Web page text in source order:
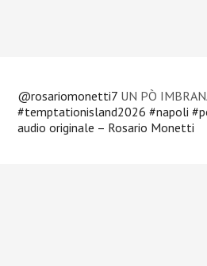
@rosariomonetti7 UN PÒ
#temptationisland2026 #napoli
audio originale – Rosario Monetti